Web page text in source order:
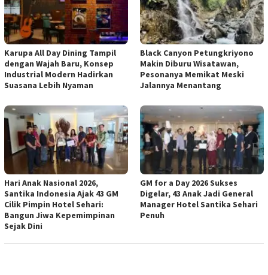
Karupa All Day Dining Tampil
dengan Wajah Baru, Konsep
Industrial Modern Hadirkan
Suasana Lebih Nyaman
Black Canyon Petungkriyono
Makin Diburu Wisatawan,
Pesonanya Memikat Meski
Jalannya Menantang
Hari Anak Nasional 2026,
Santika Indonesia Ajak 43 GM
Cilik Pimpin Hotel Sehari:
Bangun Jiwa Kepemimpinan
Sejak Dini
GM for a Day 2026 Sukses
Digelar, 43 Anak Jadi General
Manager Hotel Santika Sehari
Penuh